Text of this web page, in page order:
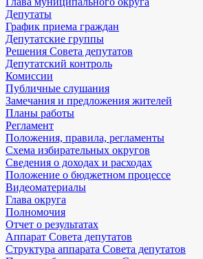
Депутаты
График приема граждан
Депутатские группы
Решения Совета депутатов
Депутатский контроль
Комиссии
Публичные слушания
Замечания и предложения жителей
Планы работы
Регламент
Положения, правила, регламенты
Схема избирательных округов
Сведения о доходах и расходах
Положение о бюджетном процессе
Видеоматериалы
Глава округа
Полномочия
Отчет о результатах
Аппарат Совета депутатов
Структура аппарата Совета депутатов